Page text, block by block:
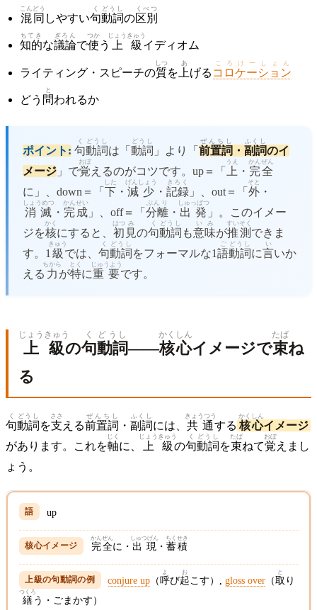
混同
こんどう
しやすい句
く
動詞
どうし
の区別
くべつ
知的
ちてき
な議論
ぎろん
で使
つか
う 上級
じょうきゅう
イディオム
ライティング・スピーチの質
しつ
を 上
あ
げる コロケーション
ころけーしょん
どう 問
と
われるか
ポイント: 句
く
動詞
どうし
は「 動詞
どうし
」より「 前置詞
ぜんちし
・ 副詞
ふくし
のイ
メージ 」で覚
おぼ
えるのがコツです。up＝「 上
うえ
・ 完全
かんぜん
に」、down＝「 下
した
・ 減少
げんしょう
・ 記録
きろく
」、out＝「 外
そと
・
消滅
しょうめつ
・ 完成
かんせい
」、off＝「 分離
ぶんり
・ 出発
しゅっぱつ
」。このイメー
ジを核
かく
にすると、 初
はつ
見
み
の句
く
動詞
どうし
も意味
いみ
が推測
すいそく
できま
す。1 級
きゅう
では、 句
く
動詞
どうし
をフォーマルな1語
ご
動詞
どうし
に言
い
いか
える 力
ちから
が特
とく
に重要
じゅうよう
です。
上級
じょうきゅう
の句
く
動詞
どうし
——核心
かくしん
イメージで束
たば
ね
る
句
く
動詞
どうし
を支
ささ
える前置詞
ぜんちし
・ 副詞
ふくし
には、 共通
きょうつう
する 核心
かくしん
イメージ
があります。これを軸
じく
に、 上級
じょうきゅう
の句
く
動詞
どうし
を束
たば
ねて覚
おぼ
えまし
ょう。
up
完全
かんぜん
に・ 出現
しゅつげん
・ 蓄積
ちくせき
conjure up （ 呼
よ
び起
お
こす）,gloss over （取
と
り
繕
つくろ
う・ごまかす）